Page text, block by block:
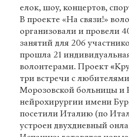
елок, шоу, концертов,
В проекте «На связи!»
организовали и провели
занятий для 206
прошла 21
волонтерами. Проект«
три встречи с
Морозовской больницы
нейрохирургии имени
посетили Италию (по
устроен двухдневный